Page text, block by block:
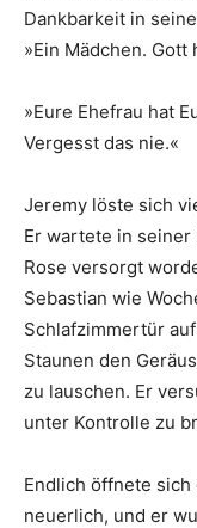
Dankbarkeit in
»Ein Mädchen.
»Eure Ehefrau hat
Vergesst das nie.«
Jeremy löste sich
Er wartete in seiner
Rose versorgt
Sebastian wie
Schlafzimmertür
Staunen den
zu lauschen. Er
unter Kontrolle zu
Endlich öffnete
neuerlich, und er